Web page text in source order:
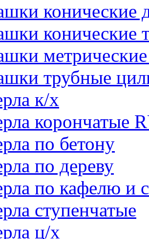
конические
трубные
к/х
корончатые
по бетону
по дереву
по кафелю и
ступенчатые
ц/х